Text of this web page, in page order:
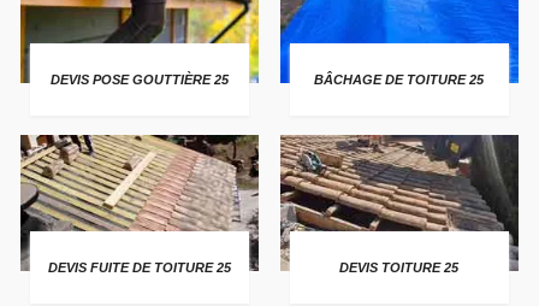
DEVIS POSE GOUTTIÈRE 25 BÂCHAGE DE TOITURE 25
DEVIS FUITE DE TOITURE 25 DEVIS TOITURE 25